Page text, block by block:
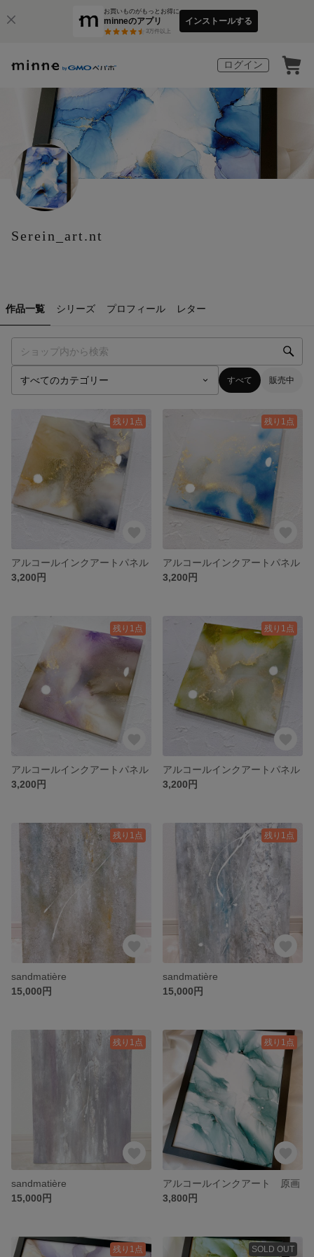
お買いものがもっとお得に
minneのアプリ
3万件以上
インストールする
ログイン
Serein_art.nt
作品一覧 シリーズ プロフィール レター
すべて 販売中
残り1点
アルコールインクアートパネル
3,200円
残り1点
アルコールインクアートパネル
3,200円
残り1点
アルコールインクアートパネル
3,200円
残り1点
アルコールインクアートパネル
3,200円
残り1点
sandmatière
15,000円
残り1点
sandmatière
15,000円
残り1点
sandmatière
15,000円
残り1点
アルコールインクアート 原画
3,800円
残り1点 SOLD OUT